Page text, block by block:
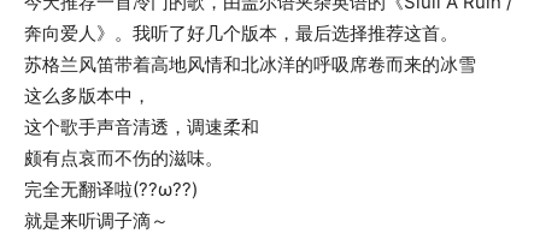
奔向爱人》。我听了好几个版本，最后选择推荐这首。
苏格兰风笛带着高地风情和北冰洋的呼吸席卷而来的冰雪
这么多版本中，
这个歌手声音清透，调速柔和
颇有点哀而不伤的滋味。
完全无翻译啦(??ω??)
就是来听调子滴～